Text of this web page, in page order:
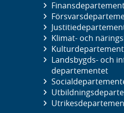
Klimat- och
Landsbygds- och
departementet